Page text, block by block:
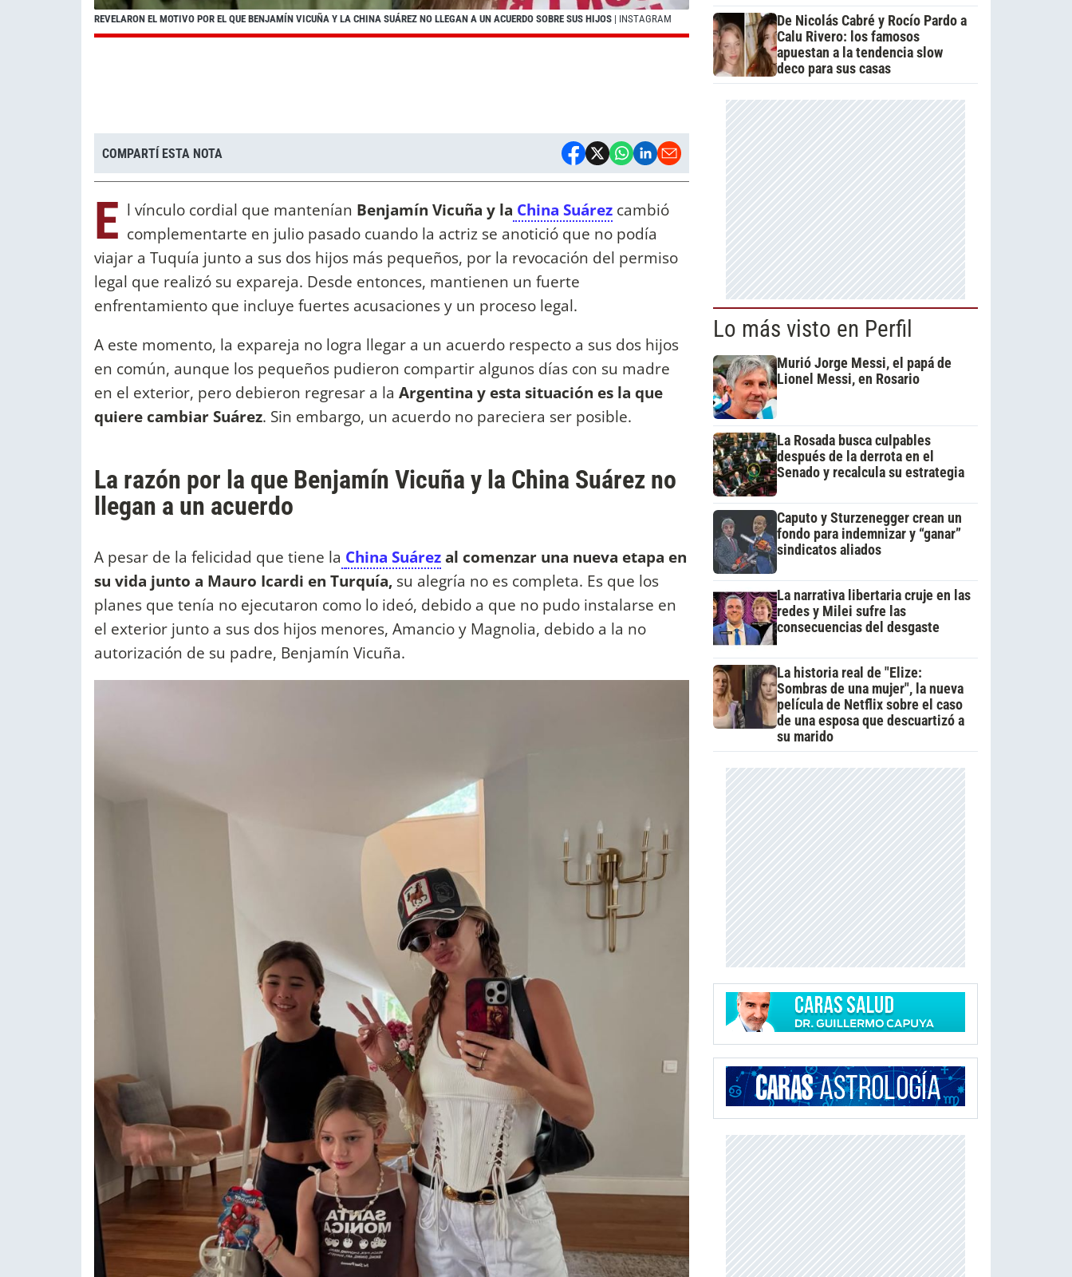
REVELARON EL MOTIVO POR EL QUE BENJAMÍN VICUÑA Y LA CHINA SUÁREZ NO LLEGAN A UN ACUERDO SOBRE SUS HIJOS | INSTAGRAM
COMPARTÍ ESTA NOTA
E l vínculo cordial que mantenían Benjamín Vicuña y la China Suárez cambió
complementarte en julio pasado cuando la actriz se anotició que no podía
viajar a Tuquía junto a sus dos hijos más pequeños, por la revocación del permiso
legal que realizó su expareja. Desde entonces, mantienen un fuerte
enfrentamiento que incluye fuertes acusaciones y un proceso legal.
A este momento, la expareja no logra llegar a un acuerdo respecto a sus dos hijos
en común, aunque los pequeños pudieron compartir algunos días con su madre
en el exterior, pero debieron regresar a la Argentina y esta situación es la que
quiere cambiar Suárez. Sin embargo, un acuerdo no pareciera ser posible.
La razón por la que Benjamín Vicuña y la China Suárez no
llegan a un acuerdo
A pesar de la felicidad que tiene la China Suárezal comenzar una nueva etapa en
su vida junto a Mauro Icardi en Turquía, su alegría no es completa. Es que los
planes que tenía no ejecutaron como lo ideó, debido a que no pudo instalarse en
el exterior junto a sus dos hijos menores, Amancio y Magnolia, debido a la no
autorización de su padre, Benjamín Vicuña.
De Nicolás Cabré y Rocío Pardo a
Calu Rivero: los famosos
apuestan a la tendencia slow
deco para sus casas
Lo más visto en Perfil
Murió Jorge Messi, el papá de
Lionel Messi, en Rosario
La Rosada busca culpables
después de la derrota en el
Senado y recalcula su estrategia
Caputo y Sturzenegger crean un
fondo para indemnizar y “ganar”
sindicatos aliados
La narrativa libertaria cruje en las
redes y Milei sufre las
consecuencias del desgaste
La historia real de "Elize:
Sombras de una mujer", la nueva
película de Netflix sobre el caso
de una esposa que descuartizó a
su marido